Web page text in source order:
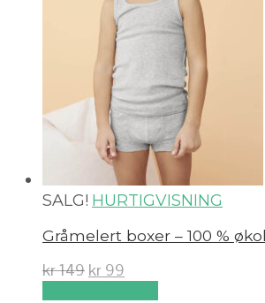
SALG! HURTIGVISNING
Gråmelert boxer – 100 %
kr149 kr 99